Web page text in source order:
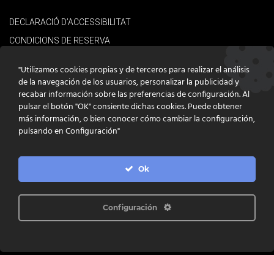
DECLARACIÓ D’ACCESSIBILITAT
CONDICIONS DE RESERVA
POLÍTICA DE COOKIES
CONTACTE
PROGRAMACIÓ INFOACTIVA'T
"Utilizamos cookies propias y de terceros para realizar el análisis
de la navegación de los usuarios, personalizar la publicidad y
recabar información sobre las preferencias de configuración. Al
pulsar el botón "OK" consiente dichas cookies. Puede obtener
más información, o bien conocer cómo cambiar la configuración,
pulsando en Configuración"
Ok
Configuración